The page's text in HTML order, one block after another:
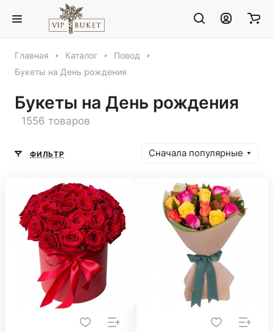
Главная Каталог
Повод
Букеты на День рождения
Букеты на День рождения
1556 товаров
ФИЛЬТР Сначала популярные